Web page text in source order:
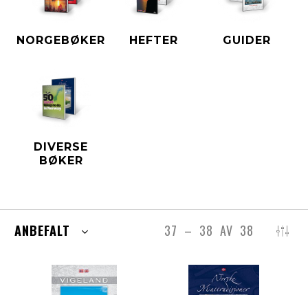
NORGEBØKER HEFTER GUIDER
DIVERSE
BØKER
37 – 38 AV 38
ANBEFALT